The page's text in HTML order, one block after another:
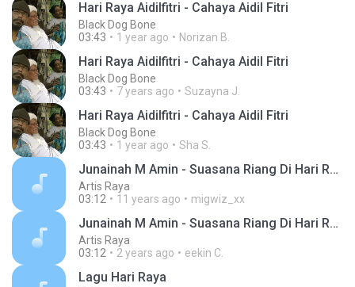
Hari Raya Aidilfitri - Cahaya Aidil Fitri
Black Dog Bone
03:43
1 year ago Norizan B.
Hari Raya Aidilfitri - Cahaya Aidil Fitri
Black Dog Bone
03:43
7 years ago Suzayna J.
Hari Raya Aidilfitri - Cahaya Aidil Fitri
Black Dog Bone
03:43
1 year ago Sha S.
Junainah M Amin - Suasana Riang Di Hari Raya
Artis Raya
03:12
11 years ago migwiz_xx
Junainah M Amin - Suasana Riang Di Hari Raya
Artis Raya
03:12
2 years ago eekin C.
Lagu Hari Raya